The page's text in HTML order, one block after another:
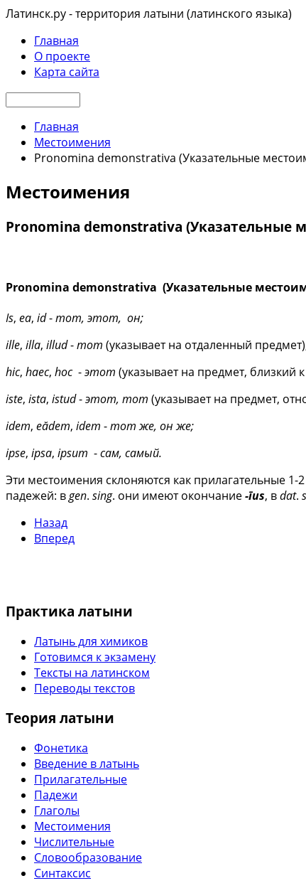
Латинск.ру - территория латыни (латинского языка)
Главная
О проекте
Карта сайта
Главная
Местоимения
Pronomina demonstrativa (Указательные
Местоимения
Pronomina demonstrativa (Указательные
Pronomina demonstrativa (Указательные
Is, ea, id-тот, этот, он;
ille, illa, illud-тот (указывает на отдаленный
hic, haec, hoc-этот (указывает на предмет, близкий
iste, ista, istud-этот, тот (указывает на предмет,
idem, eădem, idem -тот же, он же;
ipse, ipsa, ipsum -сам, самый.
Эти местоимения склоняются как прилагательные
падежей: вgen. sing. они имеют окончание-īus, вdat.
Назад
Вперед
Практика латыни
Латынь для химиков
Готовимся к экзамену
Тексты на латинском
Переводы текстов
Теория латыни
Фонетика
Введение в латынь
Прилагательные
Падежи
Глаголы
Местоимения
Числительные
Словообразование
Синтаксис